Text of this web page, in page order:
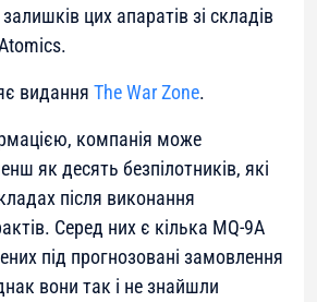
цих апаратів зі складів
видання The War Zone.
компанія може
як десять безпілотників, які
після виконання
Серед них є кілька MQ-9A
під прогнозовані замовлення
вони так і не знайшли